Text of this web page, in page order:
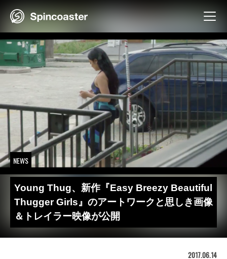
NEWS
Young Thug、新作『Easy Breezy Beautiful
Thugger Girls』のアートワークと思しき画像
＆トレイラー映像が公開
2017.06.14